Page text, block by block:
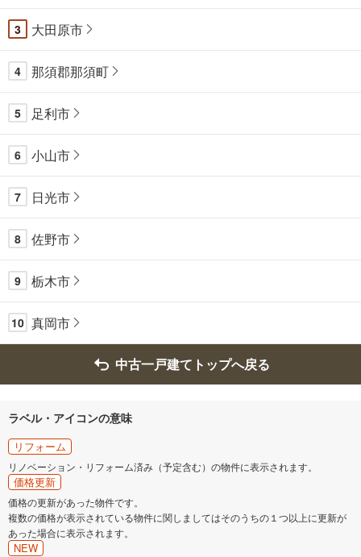
3 大田原市
4 那須郡那須町
5 足利市
6 小山市
7 日光市
8 佐野市
9 栃木市
10 真岡市
中古一戸建てトップへ戻る
ラベル・アイコンの意味
リフォーム
リノベーション・リフォーム済み（予定含む）の物件に表示されます。
価格更新
価格の更新があった物件です。
複数の価格が表示されている物件に関しましてはそのうちの１つ以上に更新が
あった場合に表示されます。
NEW